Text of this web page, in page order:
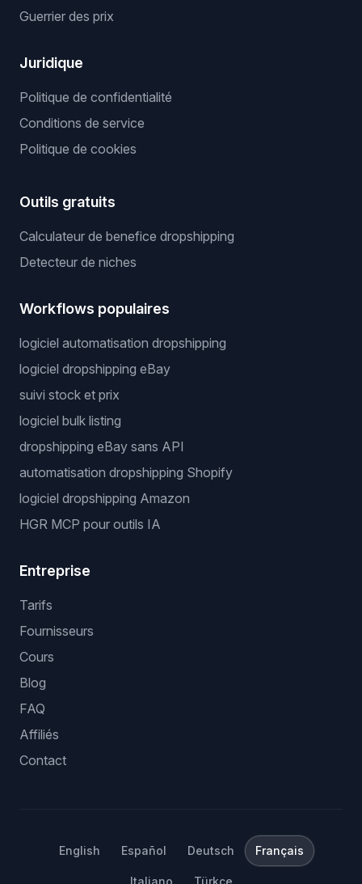
Guerrier des prix
Juridique
Politique de confidentialité
Conditions de service
Politique de cookies
Outils gratuits
Calculateur de benefice dropshipping
Detecteur de niches
Workflows populaires
logiciel automatisation dropshipping
logiciel dropshipping eBay
suivi stock et prix
logiciel bulk listing
dropshipping eBay sans API
automatisation dropshipping Shopify
logiciel dropshipping Amazon
HGR MCP pour outils IA
Entreprise
Tarifs
Fournisseurs
Cours
Blog
FAQ
Affiliés
Contact
English Español Deutsch Français